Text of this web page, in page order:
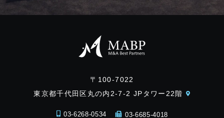
〒100-7022
東京都千代田区丸の内2-7-2 JPタワー22階
03-6268-0534 03-6685-4018